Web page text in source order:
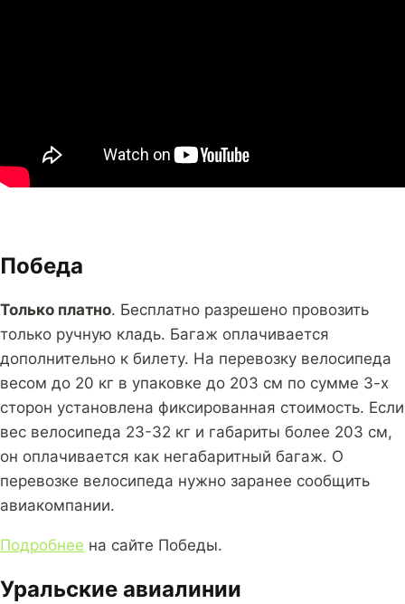
Победа
Только платно. Бесплатно разрешено провозить
только ручную кладь. Багаж оплачивается
дополнительно к билету. На перевозку велосипеда
весом до 20 кг в упаковке до 203 см по сумме 3-х
сторон установлена фиксированная стоимость. Если
вес велосипеда 23-32 кг и габариты более 203 см,
он оплачивается как негабаритный багаж. О
перевозке велосипеда нужно заранее сообщить
авиакомпании.
Подробнее на сайте Победы.
Уральские авиалинии